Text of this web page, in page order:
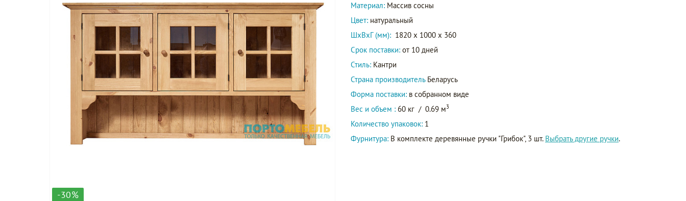
-30%
Материал: Массив сосны
Цвет: натуральный
ШxВxГ (мм): 1820 x 1000 x 360
Срок поставки: от 10 дней
Стиль: Кантри
Страна производитель Беларусь
Форма поставки: в собранном виде
Вес и объем : 60 кг / 0.69 м3
Количество упаковок: 1
Фурнитура: В комплекте деревянные ручки "Грибок", 3 шт. Выбрать другие ручки.